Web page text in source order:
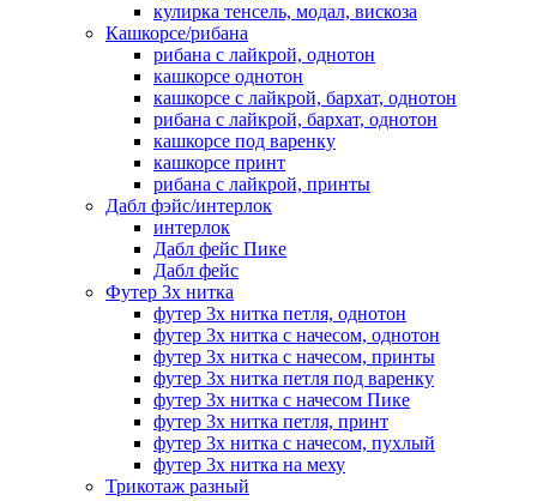
кулирка тенсель, модал, вискоза
Кашкорсе/рибана
рибана с лайкрой, однотон
кашкорсе однотон
кашкорсе с лайкрой, бархат, однотон
рибана с лайкрой, бархат, однотон
кашкорсе под варенку
кашкорсе принт
рибана с лайкрой, принты
Дабл фэйс/интерлок
интерлок
Дабл фейс Пике
Дабл фейс
Футер 3х нитка
футер 3х нитка петля, однотон
футер 3х нитка с начесом, однотон
футер 3х нитка с начесом, принты
футер 3х нитка петля под варенку
футер 3х нитка с начесом Пике
футер 3х нитка петля, принт
футер 3х нитка с начесом, пухлый
футер 3х нитка на меху
Трикотаж разный